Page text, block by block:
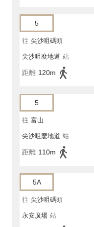
5
往 尖沙咀碼頭
尖沙咀麼地道 站
距離 120m
5
往 富山
尖沙咀麼地道 站
距離 110m
5A
往 尖沙咀碼頭
永安廣場 站